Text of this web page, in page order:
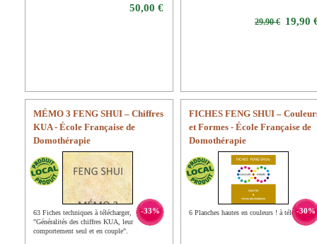
50,00 €
29.90 € 19,90
MÉMO 3 FENG SHUI – Chiffres
KUA - École Française de
Domothérapie
63 Fiches techniques à télécharger,
"Généralités des chiffres KUA, leur
comportement seul et en couple".
-33%
FICHES FENG SHUI –
et Formes - École Française de
Domothérapie
6 Planches hautes en couleurs ! à télécharger.
-30%